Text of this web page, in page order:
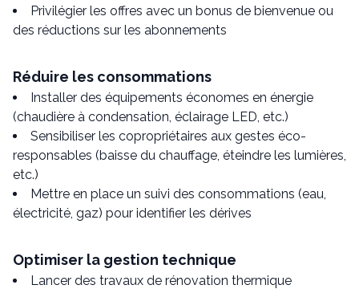
Privilégier les offres avec un bonus de bienvenue ou
des réductions sur les abonnements
Réduire les consommations
Installer des équipements économes en énergie
(chaudière à condensation, éclairage LED, etc.)
Sensibiliser les copropriétaires aux gestes éco-
responsables (baisse du chauffage, éteindre les lumières,
etc.)
Mettre en place un suivi des consommations (eau,
électricité, gaz) pour identifier les dérives
Optimiser la gestion technique
Lancer des travaux de rénovation thermique